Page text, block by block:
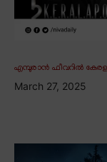
എമ്പുരാൻ ഫീവറിൽ
March 27, 2025